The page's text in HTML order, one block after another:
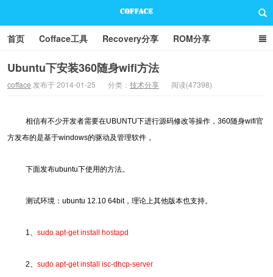
首页 Cofface工具 Recovery分享 ROM分享
技术分享 联系方式
Ubuntu下安装360随身wifi方法
cofface 发布于 2014-01-25 分类： 技术分享 阅读(47398)
相信有不少开发者需要在UBUNTU下进行源码修改等操作，360随身wifi官
方发布的是基于windows的驱动及管理软件，
下面发布ubuntu下使用的方法。
测试环境：ubuntu 12.10 64bit，理论上其他版本也支持。
1、 sudo apt-get install hostapd
2、 sudo apt-get install isc-dhcp-server